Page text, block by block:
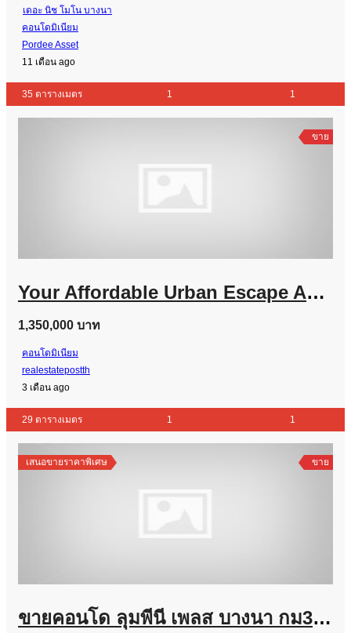
เดอะ นิช โมโน บางนา
คอนโดมิเนียม
Pordee Asset
11 เดือน ago
35 ตารางเมตร 1 1
ขาย
Your Affordable Urban Escape Awaits, Reach Sukhumvit 107 – just 1.4 km from BTS Bearing
1,350,000 บาท
คอนโดมิเนียม
realestatepostth
3 เดือน ago
29 ตารางเมตร 1 1
เสนอขายราคาพิเศษ ขาย
ขายคอนโด ลุมพีนี เพลส บางนา กม3 หลังเซ็นทรัลบางนา 26 ตรม. 1 นอน